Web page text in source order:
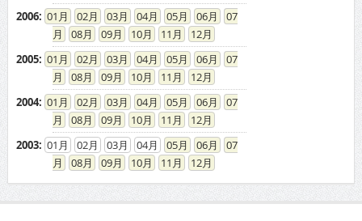
2006: 01 02 03 04 05 06
07
08
09 10 11
12
2005: 01 02 03 04 05 06
07
08
09 10 11
12
2004: 01 02 03 04 05 06
07
08
09 10 11
12
2003: 01 02 03 04 05 06
07
08
09 10 11 12